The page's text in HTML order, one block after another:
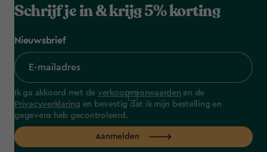
Schrijf je in & krijg 5% korting
Nieuwsbrief
Ik ga akkoord met de verkoopvoorwaarden en de
Privacyverklaring en bevestig dat ik mijn bestelling en
gegevens heb gecontroleerd.
Aanmelden